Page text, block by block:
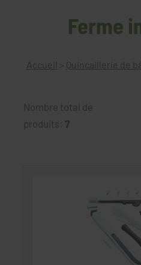
Ferme
Accueil > Quincaillerie de
Nombre total de
produits: 7